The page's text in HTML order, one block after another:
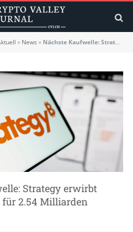
» News » Nächste Kaufwelle: Strategy erwirbt weitere Bitcoin für 2.54 Milliarden USD
Strategy erwirbt
2.54 Milliarden